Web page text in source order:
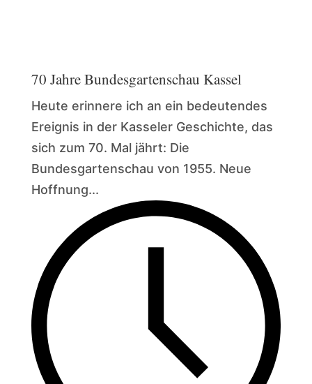
70 Jahre Bundesgartenschau Kassel
Heute erinnere ich an ein bedeutendes
Ereignis in der Kasseler Geschichte, das
sich zum 70. Mal jährt: Die
Bundesgartenschau von 1955. Neue
Hoffnung...